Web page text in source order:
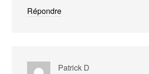
Répondre
Patrick D